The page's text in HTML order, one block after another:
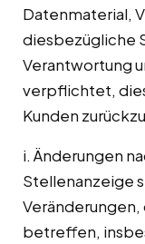
Datenmaterial,
diesbezügliche
Verantwortung
verpflichtet,
Kunden
i. Änderungen
Stellenanzeige
betreffen,